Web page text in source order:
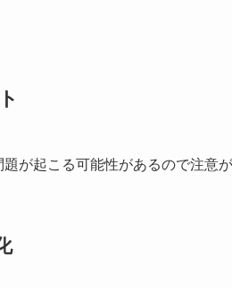
が起こる可能性があるので注意が